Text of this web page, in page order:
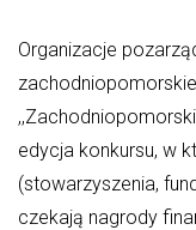
Organizacje
edycja konkursu, w
(stowarzyszenia,
czekają nagrody
Powiatowa Rada
Powiatowe
Rada powiatu
Szkolenia
Transport